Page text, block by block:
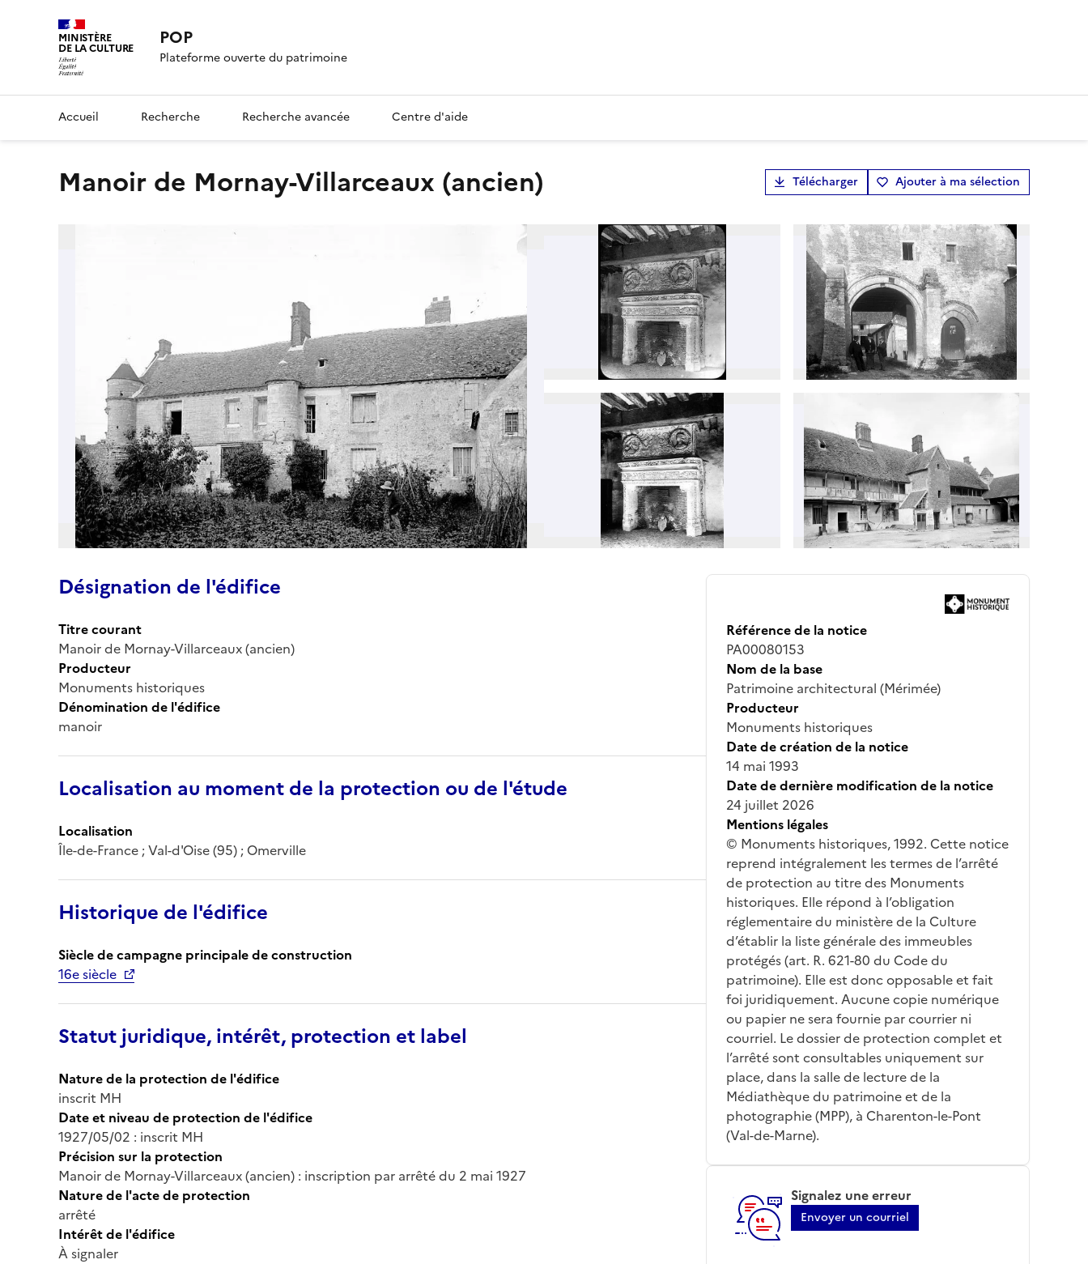
MINISTÈRE
DE LA CULTURE POP
Plateforme ouverte du patrimoine
Accueil Recherche Recherche avancée Centre d'aide
Manoir de Mornay-Villarceaux (ancien) Télécharger Ajouter à ma sélection
Désignation de l'édifice
Titre courant
Manoir de Mornay-Villarceaux (ancien)
Producteur
Monuments historiques
Dénomination de l'édifice
manoir
Localisation au moment de la protection ou de l'étude
Localisation
Île-de-France ; Val-d'Oise (95) ; Omerville
Historique de l'édifice
Siècle de campagne principale de construction
16e siècle
Statut juridique, intérêt, protection et label
Nature de la protection de l'édifice
inscrit MH
Date et niveau de protection de l'édifice
1927/05/02 : inscrit MH
Précision sur la protection
Manoir de Mornay-Villarceaux (ancien) : inscription par arrêté du 2 mai 1927
Nature de l'acte de protection
arrêté
Intérêt de l'édifice
À signaler
Référence de la notice
PA00080153
Nom de la base
Patrimoine architectural (Mérimée)
Producteur
Monuments historiques
Date de création de la notice
14 mai 1993
Date de dernière modification de la notice
24 juillet 2026
Mentions légales
© Monuments historiques, 1992. Cette notice
reprend intégralement les termes de l’arrêté
de protection au titre des Monuments
historiques. Elle répond à l’obligation
réglementaire du ministère de la Culture
d’établir la liste générale des immeubles
protégés (art. R. 621-80 du Code du
patrimoine). Elle est donc opposable et fait
foi juridiquement. Aucune copie numérique
ou papier ne sera fournie par courrier ni
courriel. Le dossier de protection complet et
l’arrêté sont consultables uniquement sur
place, dans la salle de lecture de la
Médiathèque du patrimoine et de la
photographie (MPP), à Charenton-le-Pont
(Val-de-Marne).
Signalez une erreur
Envoyer un courriel